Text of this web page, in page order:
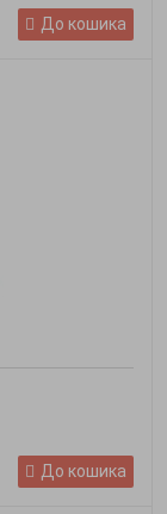
До кошика
До кошика